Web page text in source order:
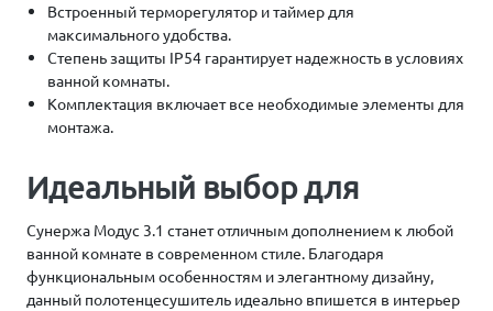
Встроенный терморегулятор и таймер для
максимального удобства.
Степень защиты IP54 гарантирует надежность в условиях
ванной комнаты.
Комплектация включает все необходимые элементы для
монтажа.
Идеальный выбор для
Сунержа Модус 3.1 станет отличным дополнением к любой
ванной комнате в современном стиле. Благодаря
функциональным особенностям и элегантному дизайну,
данный полотенцесушитель идеально впишется в интерьер